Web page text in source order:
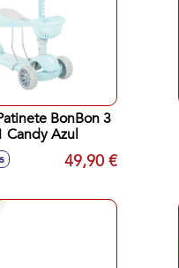
BonBon 3
Candy Azul
49,90 €